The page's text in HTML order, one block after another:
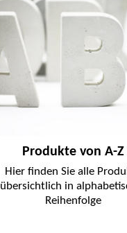
Produkte von A-Z
Hier finden Sie alle
übersichtlich in
Reihenfolge